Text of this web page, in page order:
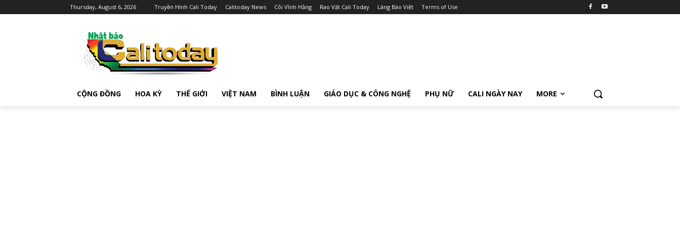
Thursday, August 6, 2026 Truyền Hình Cali Today Calitoday News Cõi Vĩnh Hằng Rao Vặt Cali Today Làng Báo Việt Terms of Use
CỘNG ĐỒNG HOA KỲ THẾ GIỚI VIỆT NAM BÌNH LUẬN GIÁO DỤC & CÔNG NGHỆ PHỤ NỮ CALI NGÀY NAY MORE